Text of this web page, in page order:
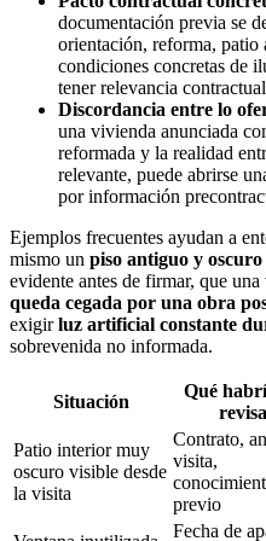
documentación previa se
orientación, reforma, patio
condiciones concretas de
tener relevancia
Discordancia entre lo
una vivienda anunciada
reformada y la realidad
relevante, puede abrirse
por información
Ejemplos frecuentes ayudan a
mismo un piso antiguo y oscuro
evidente antes de firmar, que
queda cegada por una obra
exigirluz artificial constante
sobrevenida no informada.
Situación
Qué
Patio interior muy
oscuro visible desde
la visita
Contrato,
visita,
previo
Fecha de